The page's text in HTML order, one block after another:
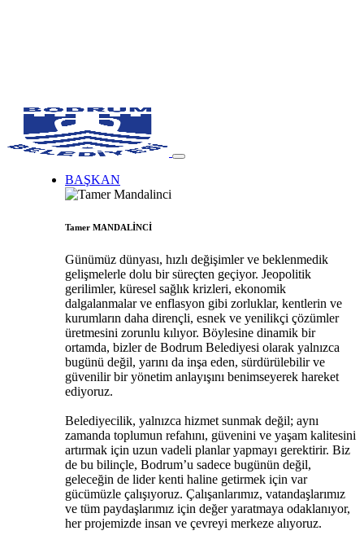
BAŞKAN
Tamer MANDALİNCİ
Günümüz dünyası, hızlı değişimler ve beklenmedik
gelişmelerle dolu bir süreçten geçiyor. Jeopolitik
gerilimler, küresel sağlık krizleri, ekonomik
dalgalanmalar ve enflasyon gibi zorluklar, kentlerin ve
kurumların daha dirençli, esnek ve yenilikçi çözümler
üretmesini zorunlu kılıyor. Böylesine dinamik bir
ortamda, bizler de Bodrum Belediyesi olarak yalnızca
bugünü değil, yarını da inşa eden, sürdürülebilir ve
güvenilir bir yönetim anlayışını benimseyerek hareket
ediyoruz.
Belediyecilik, yalnızca hizmet sunmak değil; aynı
zamanda toplumun refahını, güvenini ve yaşam kalitesini
artırmak için uzun vadeli planlar yapmayı gerektirir. Biz
de bu bilinçle, Bodrum’u sadece bugünün değil,
geleceğin de lider kenti haline getirmek için var
gücümüzle çalışıyoruz. Çalışanlarımız, vatandaşlarımız
ve tüm paydaşlarımız için değer yaratmaya odaklanıyor,
her projemizde insan ve çevreyi merkeze alıyoruz.